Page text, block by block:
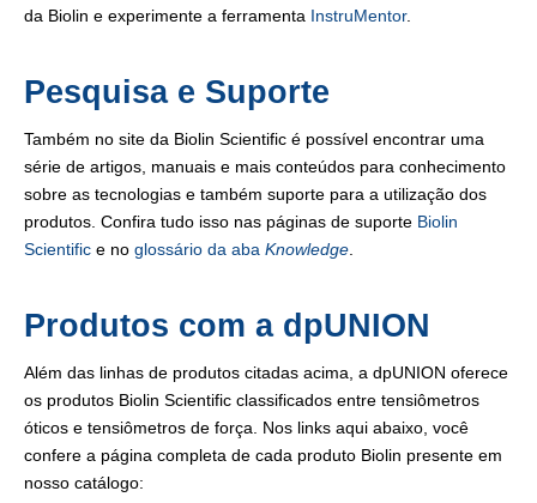
da Biolin e experimente a ferramenta InstruMentor.
Pesquisa e Suporte
Também no site da Biolin Scientific é possível encontrar uma
série de artigos, manuais e mais conteúdos para conhecimento
sobre as tecnologias e também suporte para a utilização dos
produtos. Confira tudo isso nas páginas de suporte Biolin
Scientific e no glossário da aba Knowledge.
Produtos com a dpUNION
Além das linhas de produtos citadas acima, a dpUNION oferece
os produtos Biolin Scientific classificados entre tensiômetros
óticos e tensiômetros de força. Nos links aqui abaixo, você
confere a página completa de cada produto Biolin presente em
nosso catálogo: